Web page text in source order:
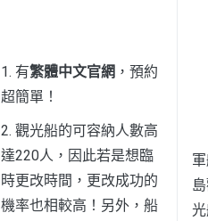
1. 有繁體中文官網 ，預約
超簡單！
2. 觀光船的可容納人數高
達220人，因此若是想臨
時更改時間，更改成功的
機率也相較高！另外，船